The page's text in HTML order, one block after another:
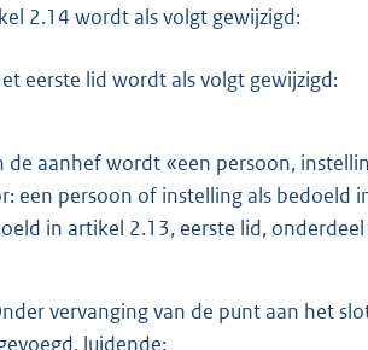
2.14 wordt als volgt gewijzigd:
eerste lid wordt als volgt gewijzigd:
de aanhef wordt «een persoon,
een persoon of instelling als bedoeld
in artikel 2.13, eerste lid, onderdeel
vervanging van de punt aan het
luidende: